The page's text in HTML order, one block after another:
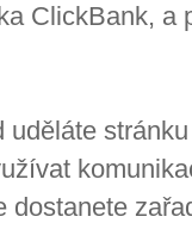
ClickBank, a
dostanete